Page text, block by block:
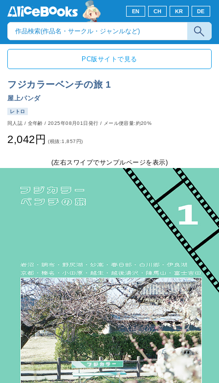
EN CH KR DE
PC版サイトで見る
フジカラーベンチの旅 1
屋上パンダ
レトロ
同人誌 / 全年齢/2025年08月01日発行 / メール便容量:約20%
2,042円 (税抜:1,857円)
(左右スワイプでサンプルページを表示)